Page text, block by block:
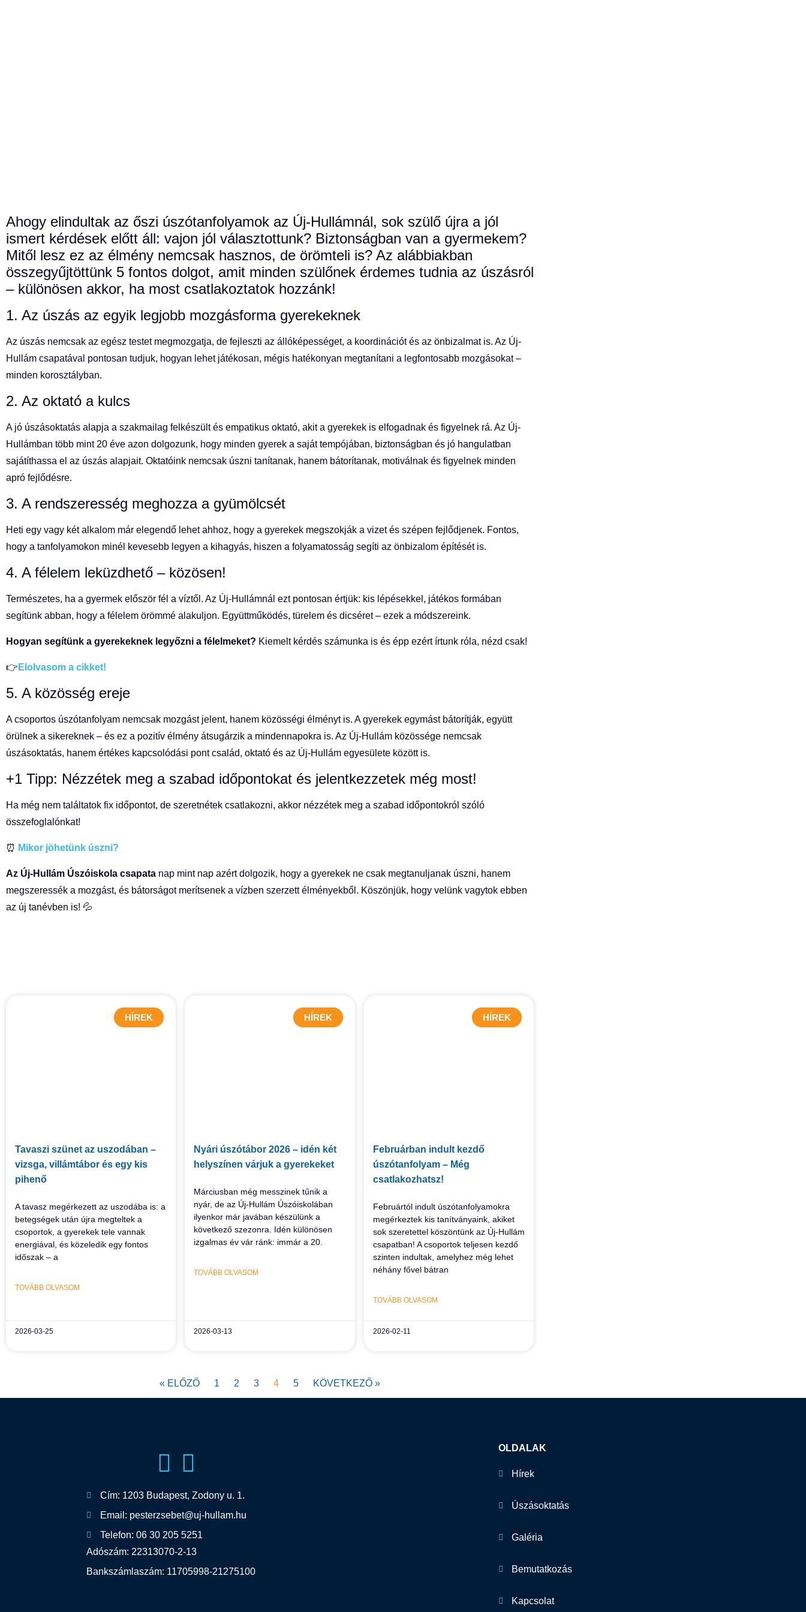
Ahogy elindultak az őszi úszótanfolyamok az Új-Hullámnál, sok szülő újra a jól
ismert kérdések előtt áll: vajon jól választottunk? Biztonságban van a gyermekem?
Mitől lesz ez az élmény nemcsak hasznos, de örömteli is? Az alábbiakban
összegyűjtöttünk 5 fontos dolgot, amit minden szülőnek érdemes tudnia az úszásról
– különösen akkor, ha most csatlakoztatok hozzánk!
1. Az úszás az egyik legjobb mozgásforma gyerekeknek
Az úszás nemcsak az egész testet megmozgatja, de fejleszti az állóképességet, a koordinációt és az önbizalmat is. Az Új-
Hullám csapatával pontosan tudjuk, hogyan lehet játékosan, mégis hatékonyan megtanítani a legfontosabb mozgásokat –
minden korosztályban.
2. Az oktató a kulcs
A jó úszásoktatás alapja a szakmailag felkészült és empatikus oktató, akit a gyerekek is elfogadnak és figyelnek rá. Az Új-
Hullámban több mint 20 éve azon dolgozunk, hogy minden gyerek a saját tempójában, biztonságban és jó hangulatban
sajátíthassa el az úszás alapjait. Oktatóink nemcsak úszni tanítanak, hanem bátorítanak, motiválnak és figyelnek minden
apró fejlődésre.
3. A rendszeresség meghozza a gyümölcsét
Heti egy vagy két alkalom már elegendő lehet ahhoz, hogy a gyerekek megszokják a vizet és szépen fejlődjenek. Fontos,
hogy a tanfolyamokon minél kevesebb legyen a kihagyás, hiszen a folyamatosság segíti az önbizalom építését is.
4. A félelem leküzdhető – közösen!
Természetes, ha a gyermek először fél a víztől. Az Új-Hullámnál ezt pontosan értjük: kis lépésekkel, játékos formában
segítünk abban, hogy a félelem örömmé alakuljon. Együttműködés, türelem és dicséret – ezek a módszereink.
Hogyan segítünk a gyerekeknek legyőzni a félelmeket? Kiemelt kérdés számunka is és épp ezért írtunk róla, nézd csak!
👉 Elolvasom a cikket!
5. A közösség ereje
A csoportos úszótanfolyam nemcsak mozgást jelent, hanem közösségi élményt is. A gyerekek egymást bátorítják, együtt
örülnek a sikereknek – és ez a pozitív élmény átsugárzik a mindennapokra is. Az Új-Hullám közössége nemcsak
úszásoktatás, hanem értékes kapcsolódási pont család, oktató és az Új-Hullám egyesülete között is.
+1 Tipp: Nézzétek meg a szabad időpontokat és jelentkezzetek még most!
Ha még nem találtatok fix időpontot, de szeretnétek csatlakozni, akkor nézzétek meg a szabad időpontokról szóló
összefoglalónkat!
⏰ Mikor jöhetünk úszni?
Az Új-Hullám Úszóiskola csapata nap mint nap azért dolgozik, hogy a gyerekek ne csak megtanuljanak úszni, hanem
megszeressék a mozgást, és bátorságot merítsenek a vízben szerzett élményekből. Köszönjük, hogy velünk vagytok ebben
az új tanévben is! 💦
HÍREK
Tavaszi szünet az uszodában –
vizsga, villámtábor és egy kis
pihenő
A tavasz megérkezett az uszodába is: a
betegségek után újra megteltek a
csoportok, a gyerekek tele vannak
energiával, és közeledik egy fontos
időszak – a
TOVÁBB OLVASOM
2026-03-25
HÍREK
Nyári úszótábor 2026 – idén két
helyszínen várjuk a gyerekeket
Márciusban még messzinek tűnik a
nyár, de az Új-Hullám Úszóiskolában
ilyenkor már javában készülünk a
következő szezonra. Idén különösen
izgalmas év vár ránk: immár a 20.
TOVÁBB OLVASOM
2026-03-13
HÍREK
Februárban indult kezdő
úszótanfolyam – Még
csatlakozhatsz!
Februártól indult úszótanfolyamokra
megérkeztek kis tanítványaink, akiket
sok szeretettel köszöntünk az Új-Hullám
csapatban! A csoportok teljesen kezdő
szinten indultak, amelyhez még lehet
néhány fővel bátran
TOVÁBB OLVASOM
2026-02-11
« ELŐZŐ 1 2 3 4 5 KÖVETKEZŐ »
Cím: 1203 Budapest, Zodony u. 1.
Email: pesterzsebet@uj-hullam.hu
Telefon: 06 30 205 5251
Adószám: 22313070-2-13
Bankszámlaszám: 11705998-21275100
OLDALAK
Hírek
Úszásoktatás
Galéria
Bemutatkozás
Kapcsolat